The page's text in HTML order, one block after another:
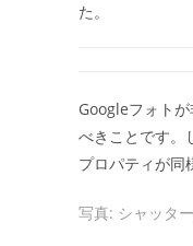
た。
Googleフォト
べきことです。
プロパティが同
写真: シャッタ